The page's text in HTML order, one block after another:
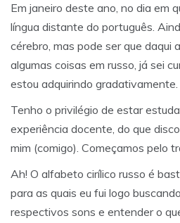
Em janeiro deste ano, no dia em
língua distante do português.
cérebro, mas pode ser que daqui
algumas coisas em russo, já sei
estou adquirindo gradativamente.
Tenho o privilégio de estar
experiência docente, do que
mim (comigo). Começamos pelo
Ah! O alfabeto cirílico russo é
para as quais eu fui logo
respectivos sons e entender o